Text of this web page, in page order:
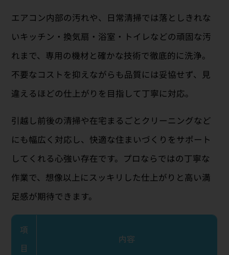
エアコン内部の汚れや、日常清掃では落としきれな
いキッチン・換気扇・浴室・トイレなどの頑固な汚
れまで、専用の機材と確かな技術で徹底的に洗浄。
不要なコストを抑えながらも品質には妥協せず、見
違えるほどの仕上がりを目指して丁寧に対応。
引越し前後の清掃や在宅まるごとクリーニングなど
にも幅広く対応し、快適な住まいづくりをサポート
してくれる心強い存在です。プロならではの丁寧な
作業で、想像以上にスッキリした仕上がりと高い満
足感が期待できます。
項
目
内容